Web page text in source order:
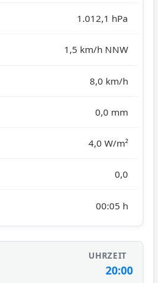
1.012,1 hPa
1,5 km/h NNW
8,0 km/h
0,0 mm
4,0 W/m²
0,0
00:05 h
20:00